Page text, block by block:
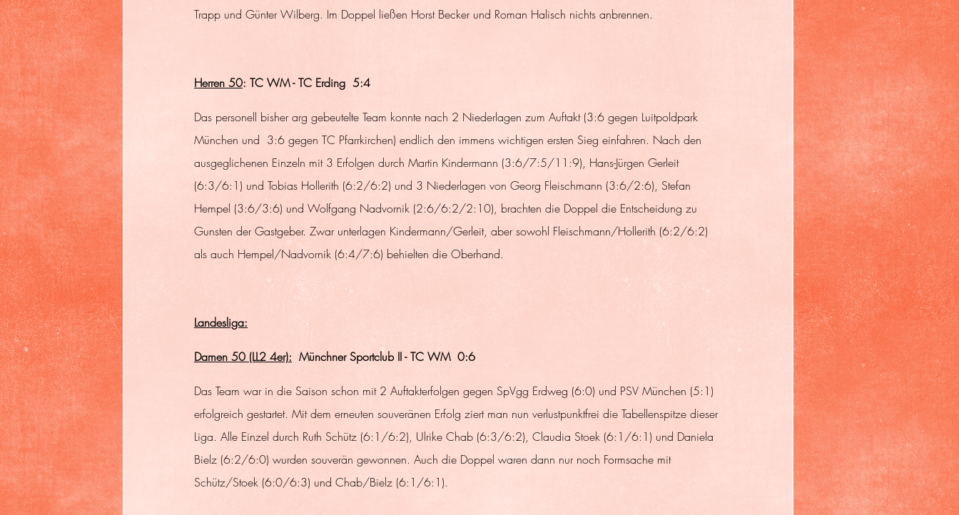
Trapp und Günter Wilberg. Im Doppel ließen Horst Becker und Roman Halisch nichts anbrennen.
Herren 50: TC WM - TC Erding  5:4
Das personell bisher arg gebeutelte Team konnte nach 2 Niederlagen zum Auftakt (3:6 gegen Luitpoldpark
München und  3:6 gegen TC Pfarrkirchen) endlich den immens wichtigen ersten Sieg einfahren. Nach den
ausgeglichenen Einzeln mit 3 Erfolgen durch Martin Kindermann (3:6/7:5/11:9), Hans-Jürgen Gerleit
(6:3/6:1) und Tobias Hollerith (6:2/6:2) und 3 Niederlagen von Georg Fleischmann (3:6/2:6), Stefan
Hempel (3:6/3:6) und Wolfgang Nadvornik (2:6/6:2/2:10), brachten die Doppel die Entscheidung zu
Gunsten der Gastgeber. Zwar unterlagen Kindermann/Gerleit, aber sowohl Fleischmann/Hollerith (6:2/6:2)
als auch Hempel/Nadvornik (6:4/7:6) behielten die Oberhand.
Landesliga:
Damen 50 (LL2 4er): Münchner Sportclub II - TC WM  0:6
Das Team war in die Saison schon mit 2 Auftakterfolgen gegen SpVgg Erdweg (6:0) und PSV München (5:1)
erfolgreich gestartet. Mit dem erneuten souveränen Erfolg ziert man nun verlustpunktfrei die Tabellenspitze dieser
Liga. Alle Einzel durch Ruth Schütz (6:1/6:2), Ulrike Chab (6:3/6:2), Claudia Stoek (6:1/6:1) und Daniela
Bielz (6:2/6:0) wurden souverän gewonnen. Auch die Doppel waren dann nur noch Formsache mit
Schütz/Stoek (6:0/6:3) und Chab/Bielz (6:1/6:1).